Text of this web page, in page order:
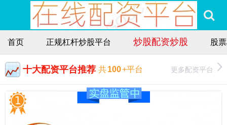
首页 正规杠杆炒股平台 炒股配资炒股 股
十大配资平台推荐 共100+平台 更多配资平台